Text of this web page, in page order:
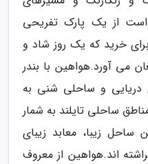
از یک پارک تفریحی
خرید که یک روز شاد و
می آورد.هواهین با بندر
دریایی و ساحلی شنی به
ساحلی تایلند به شمار
زیبا، معابد زیبای
اند.هواهین از معروف